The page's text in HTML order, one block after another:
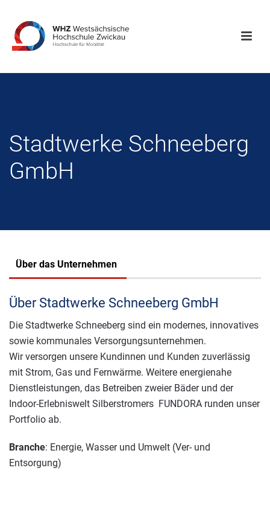
Stadtwerke Schneeberg
GmbH
Über das Unternehmen
Über Stadtwerke Schneeberg GmbH
Die Stadtwerke Schneeberg sind ein modernes, innovatives
sowie kommunales Versorgungsunternehmen.
Wir versorgen unsere Kundinnen und Kunden zuverlässig
mit Strom, Gas und Fernwärme. Weitere energienahe
Dienstleistungen, das Betreiben zweier Bäder und der
Indoor-Erlebniswelt Silberstromers FUNDORA runden unser
Portfolio ab.
Branche: Energie, Wasser und Umwelt (Ver- und
Entsorgung)